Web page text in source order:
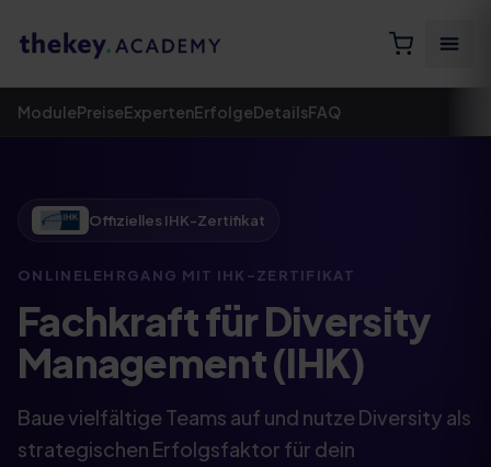
ModulePreiseExpertenErfolgeDetailsFAQ
Offizielles IHK-Zertifikat
ONLINELEHRGANG MIT IHK-ZERTIFIKAT​
Fachkraft für Diversity
Management (IHK)
Baue vielfältige Teams auf und nutze Diversity als
strategischen Erfolgsfaktor für dein